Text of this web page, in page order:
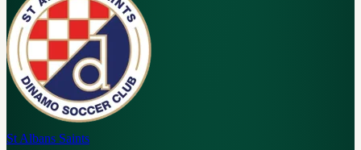
St Albans Saints